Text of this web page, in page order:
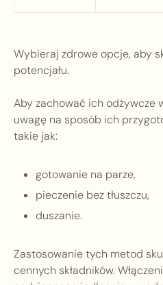
Wybieraj zdrowe opcje, aby
potencjału.
Aby zachować ich odżywcze
uwagę na sposób ich
takie jak:
gotowanie na parze,
pieczenie bez tłuszczu,
duszanie.
Zastosowanie tych metod
cennych składników.